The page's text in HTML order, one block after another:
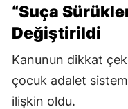
“Suça
Değiştirildi
Kanunun dikkat
çocuk adalet
ilişkin oldu.